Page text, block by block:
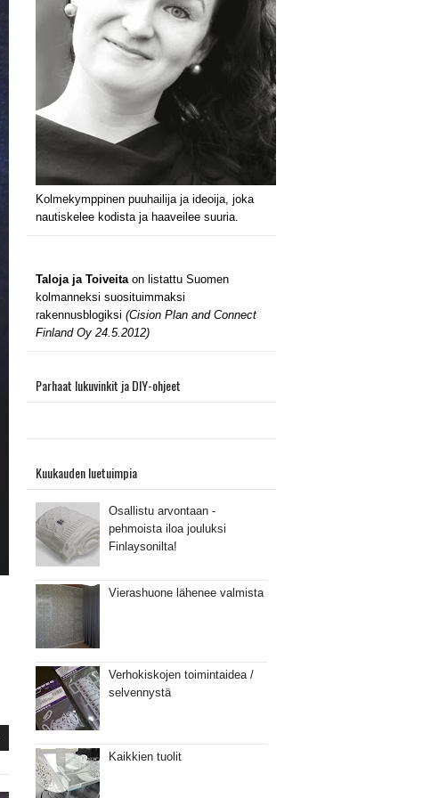
Kolmekymppinen puuhailija ja ideoija, joka
nautiskelee kodista ja haaveilee suuria.
Taloja ja Toiveitaon listattu Suomen
kolmanneksi suosituimmaksi
rakennusblogiksi (Cision Plan and Connect
Finland Oy 24.5.2012)
Parhaat lukuvinkit ja DIY-ohjeet
Kuukauden luetuimpia
Osallistu arvontaan -
pehmoista iloa jouluksi
Finlaysonilta!
Vierashuone lähenee valmista
Verhokiskojen toimintaidea /
selvennystä
Kaikkien tuolit